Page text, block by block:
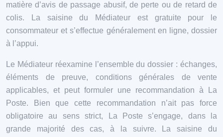
matière d’avis de passage abusif, de perte ou de retard de
colis. La saisine du Médiateur est gratuite pour le
consommateur et s’effectue généralement en ligne, dossier
à l’appui.
Le Médiateur réexamine l’ensemble du dossier : échanges,
éléments de preuve, conditions générales de vente
applicables, et peut formuler une recommandation à La
Poste. Bien que cette recommandation n’ait pas force
obligatoire au sens strict, La Poste s’engage, dans la
grande majorité des cas, à la suivre. La saisine du